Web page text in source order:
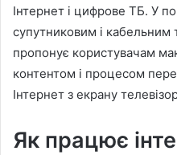
Інтернет і цифрове ТБ. У
супутниковим і
пропонує користувачам
контентом і процесом
Інтернет з екрану
Як працює